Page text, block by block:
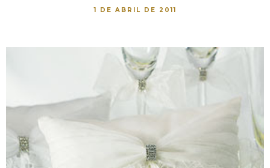
1 DE ABRIL DE 2011